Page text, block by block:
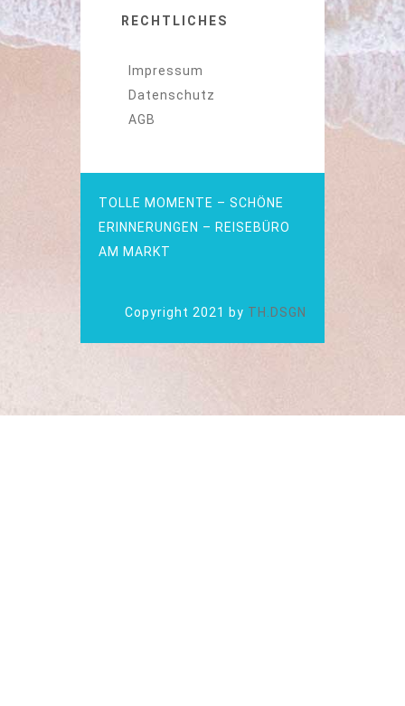
RECHTLICHES
Impressum
Datenschutz
AGB
TOLLE MOMENTE – SCHÖNE
ERINNERUNGEN – REISEBÜRO
AM MARKT
Copyright 2021 by TH.DSGN